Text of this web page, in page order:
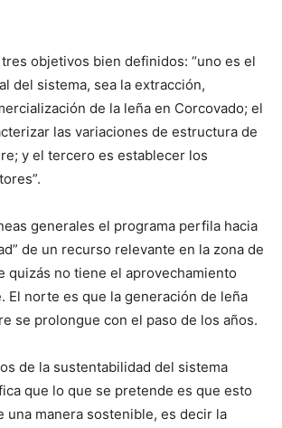
objetivos bien definidos: “uno es el
del sistema, sea la extracción,
de la leña en Corcovado; el
las variaciones de estructura de
y el tercero es establecer los
generales el programa perfila hacia
de un recurso relevante en la zona de
quizás no tiene el aprovechamiento
El norte es que la generación de leña
se prolongue con el paso de los años.
de la sustentabilidad del sistema
que lo que se pretende es que esto
una manera sostenible, es decir la